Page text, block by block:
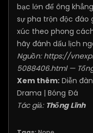
bạc lớn để ông
sự pha trộn độc đáo
xúc theo phong
hãy đánh dấu lịch
Nguồn: https://
5088406.html—
Xem thêm: Diễn
Drama | Bóng Đá
Tác giả: Thống Lĩnh